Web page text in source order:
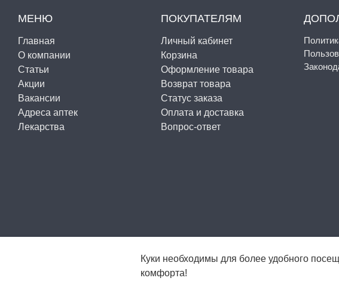
МЕНЮ
Главная
О компании
Статьи
Акции
Вакансии
Адреса аптек
Лекарства
ПОКУПАТЕЛЯМ
Личный кабинет
Корзина
Оформление товара
Возврат товара
Статус заказа
Оплата и доставка
Вопрос-ответ
Куки необходимы для более удобного
комфорта!